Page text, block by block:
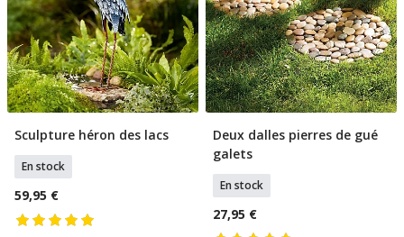
Ajouter Au Panier
Sculpture héron des lacs
En stock
59,95 €
Ajouter Au Panier
Deux dalles pierres de gué
galets
En stock
27,95 €